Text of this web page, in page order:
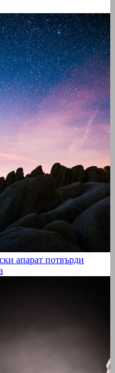
апарат потвърди